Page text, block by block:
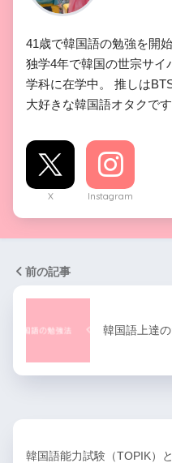
41歳で韓国語の勉強を開
独学4年で韓国の世宗サイ
学科に在学中。 推しは
大好きな韓国語オタクです
X Instagram
前の記事
韓国語上達
韓国語能力試験（TOPIK）